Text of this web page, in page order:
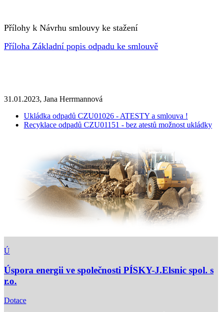
Přílohy k Návrhu smlouvy ke stažení
Příloha Základní popis odpadu ke smlouvě
31.01.2023, Jana Herrmannová
Ukládka odpadů CZU01026 - ATESTY a smlouva !
Recyklace odpadů CZU01151 - bez atestů možnost ukládky
Ú
Úspora energii ve společnosti PÍSKY-J.Elsnic spol. s
r.o.
Dotace